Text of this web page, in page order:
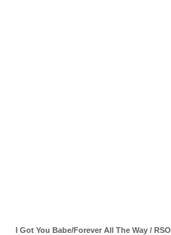
I Got You Babe/Forever All The Way / RSO